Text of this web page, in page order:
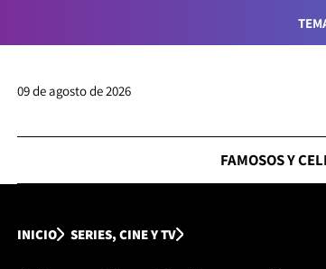
09 de agosto de 2026
FAMOSOS Y
INICIO SERIES, CINE Y TV